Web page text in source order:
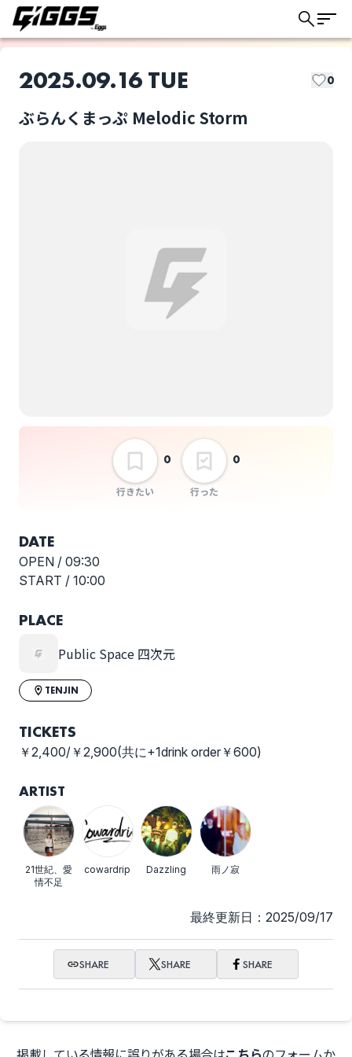
2025.09.16 TUE 0
ぶらんくまっぷ Melodic Storm
行きたい
0
行った
0
DATE
OPEN / 09:30
START / 10:00
PLACE
Public Space 四次元
TENJIN
TICKETS
￥2,400/￥2,900(共に+1drink order￥600)
ARTIST
21世紀、愛
情不足
cowardrip Dazzling 雨ノ寂
最終更新日：2025/09/17
SHARE SHARE SHARE
このライブの取り置きは終了しました